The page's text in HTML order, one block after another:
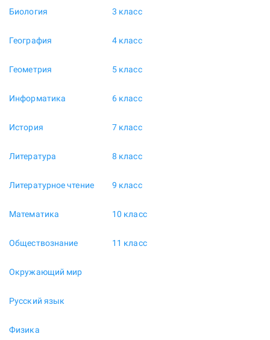
Биология
География
Геометрия
Информатика
История
Литература
Литературное чтение
Математика
Обществознание
Окружающий мир
Русский язык
Физика
3 класс
4 класс
5 класс
6 класс
7 класс
8 класс
9 класс
10 класс
11 класс